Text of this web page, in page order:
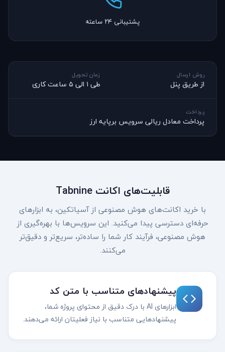
پشتیبانی ۲۴ ساعته
روش ارسال
از طریق پنل
زمان تحویل
طی ۱ الی ۵ ساعت کاری
پرداخت
پرداخت معادل ریالی سرویس برپایه ارز
قابلیت‌های اکانت Tabnine
با خرید اکانت‌های هوش مصنوعی از آسیاتکین، به ابزارهای
حرفه‌ای دسترسی پیدا می‌کنید. این سرویس‌ها با بهره‌گیری از
هوش مصنوعی، فرآیند کار شما را ساده‌تر، سریع‌تر و دقیق‌تر
می‌کنند.
پیشنهادهای متناسب با متن کد
ابزارهای AI با درک دقیق از محتوای پروژه شما،
پیشنهادهایی متناسب با نیاز فعلیتان ارائه می‌دهند.